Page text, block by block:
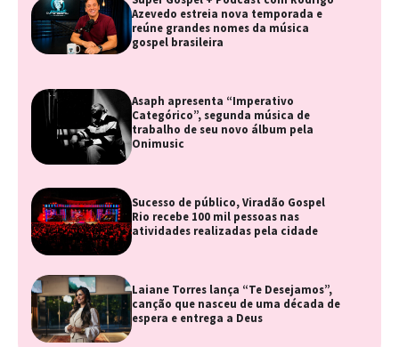
Azevedo estreia nova temporada e
reúne grandes nomes da música
gospel brasileira
Asaph apresenta “Imperativo
Categórico”, segunda música de
trabalho de seu novo álbum pela
Onimusic
Sucesso de público, Viradão Gospel
Rio recebe 100 mil pessoas nas
atividades realizadas pela cidade
Laiane Torres lança “Te Desejamos”,
canção que nasceu de uma década de
espera e entrega a Deus